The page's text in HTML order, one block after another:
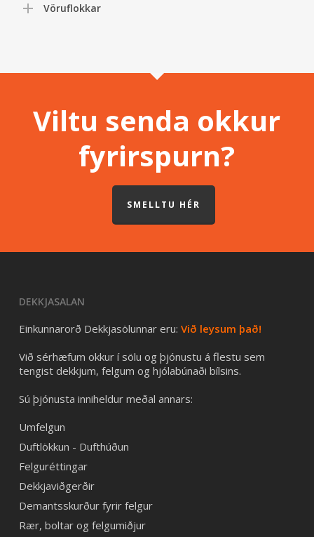
Vöruflokkar
Viltu senda okkur
fyrirspurn?
SMELLTU HÉR
DEKKJASALAN
Einkunnarorð Dekkjasölunnar eru: Við leysum það!
Við sérhæfum okkur í sölu og þjónustu á flestu sem
tengist dekkjum, felgum og hjólabúnaði bílsins.
Sú þjónusta inniheldur meðal annars:
Umfelgun
Duftlökkun - Dufthúðun
Felguréttingar
Dekkjaviðgerðir
Demantsskurður fyrir felgur
Rær, boltar og felgumiðjur